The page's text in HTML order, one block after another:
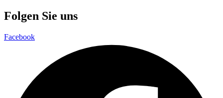
Folgen Sie uns
Facebook